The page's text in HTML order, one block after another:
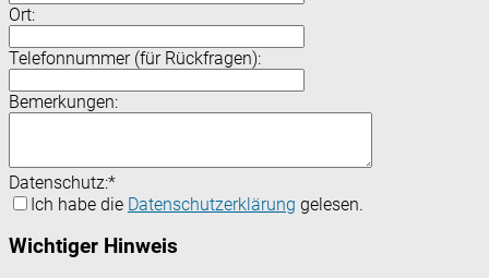
Ort:
Telefonnummer (für Rückfragen):
Bemerkungen:
Datenschutz:*
Ich habe die Datenschutzerklärung gelesen.
Wichtiger Hinweis